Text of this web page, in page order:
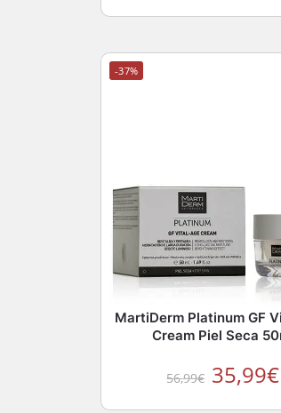
-37%
MartiDerm Platinum GF
Cream Piel Seca
56,99€ 35,99€